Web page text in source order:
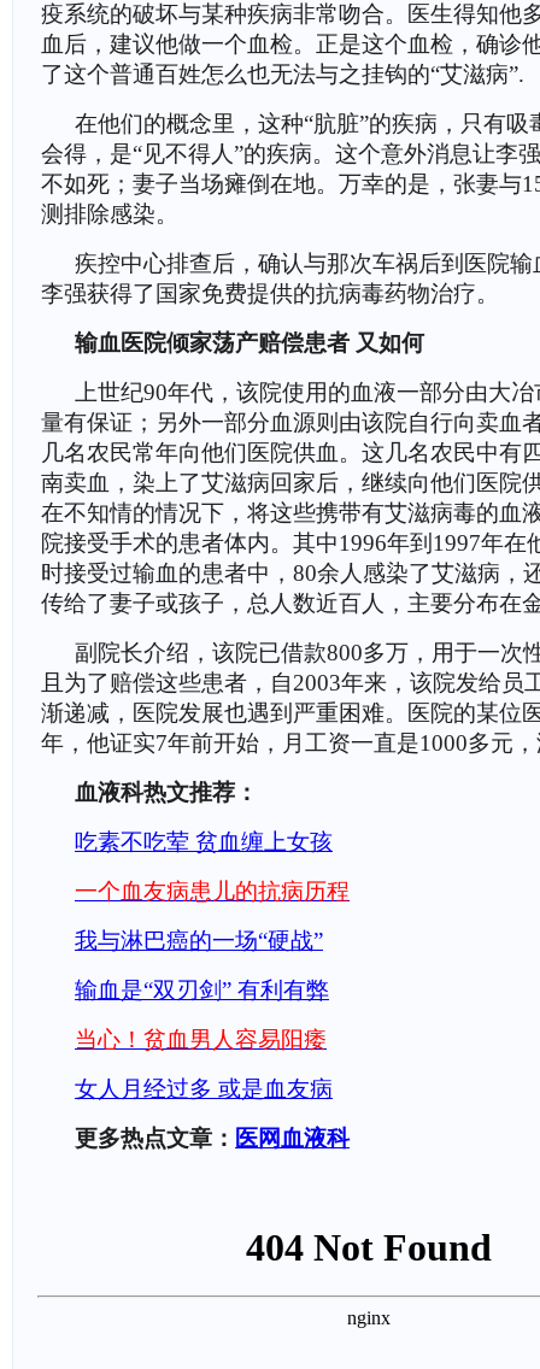
疫系统的破坏与某种疾病非常吻合。医生得知他
血后，建议他做一个血检。正是这个血检，确诊
了这个普通百姓怎么也无法与之挂钩的“艾滋病”.
在他们的概念里，这种“肮脏”的疾病，只有吸
会得，是“见不得人”的疾病。这个意外消息让李
不如死；妻子当场瘫倒在地。万幸的是，张妻与
测排除感染。
疾控中心排查后，确认与那次车祸后到医院
李强获得了国家免费提供的抗病毒药物治疗。
输血医院倾家荡产赔偿患者 又如何
上世纪90年代，该院使用的血液一部分由大
量有保证；另外一部分血源则由该院自行向卖血
几名农民常年向他们医院供血。这几名农民中有
南卖血，染上了艾滋病回家后，继续向他们医院
在不知情的情况下，将这些携带有艾滋病毒的血
院接受手术的患者体内。其中1996年到1997年在
时接受过输血的患者中，80余人感染了艾滋病，
传给了妻子或孩子，总人数近百人，主要分布在
副院长介绍，该院已借款800多万，用于一次
且为了赔偿这些患者，自2003年来，该院发给员
渐递减，医院发展也遇到严重困难。医院的某位
年，他证实7年前开始，月工资一直是1000多元
血液科热文推荐：
吃素不吃荤 贫血缠上女孩
一个血友病患儿的抗病历程
我与淋巴癌的一场“硬战”
输血是“双刃剑” 有利有弊
当心！贫血男人容易阳痿
女人月经过多 或是血友病
更多热点文章： 医网血液科